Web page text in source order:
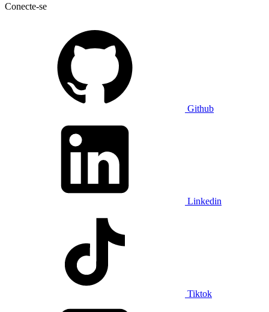
Conecte-se
Github
Linkedin
Tiktok